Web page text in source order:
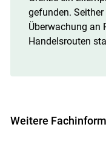
gefunden.
Überwachung an
Handelsrouten
Weitere